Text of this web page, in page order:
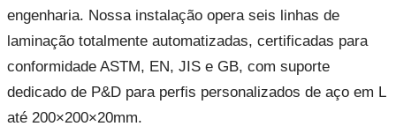
engenharia. Nossa instalação opera seis linhas de
laminação totalmente automatizadas, certificadas para
conformidade ASTM, EN, JIS e GB, com suporte
dedicado de P&D para perfis personalizados de aço em L
até 200×200×20mm.